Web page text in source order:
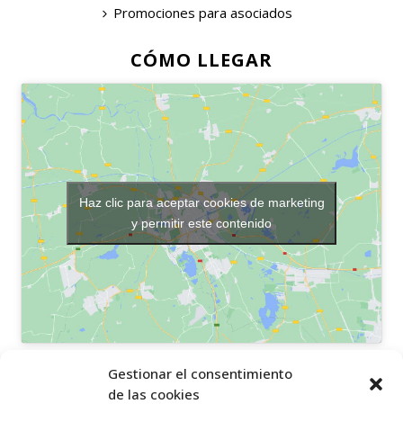
Gestionar el consentimiento
de las cookies
Promociones para asociados
CÓMO LLEGAR
Haz clic para aceptar cookies de marketing
y permitir este contenido
OTROS ENLACES